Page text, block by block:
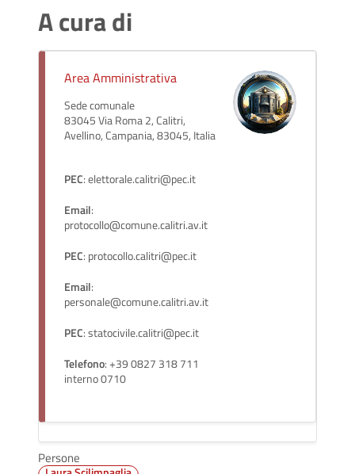
A cura di
Area Amministrativa
Sede comunale
83045 Via Roma 2, Calitri,
Avellino, Campania, 83045, Italia
PEC: elettorale.calitri@pec.it
Email:
protocollo@comune.calitri.av.it
PEC: protocollo.calitri@pec.it
Email:
personale@comune.calitri.av.it
PEC: statocivile.calitri@pec.it
Telefono: +39 0827 318 711
interno 0710
Persone